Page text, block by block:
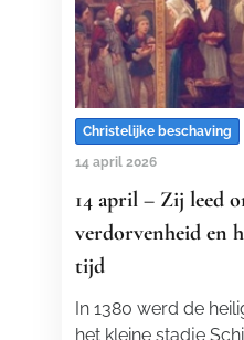
Christelijke beschaving
14 april 2026
14 april – Zij leed
verdorvenheid en
tijd
In 1380 werd de
het kleine stadje